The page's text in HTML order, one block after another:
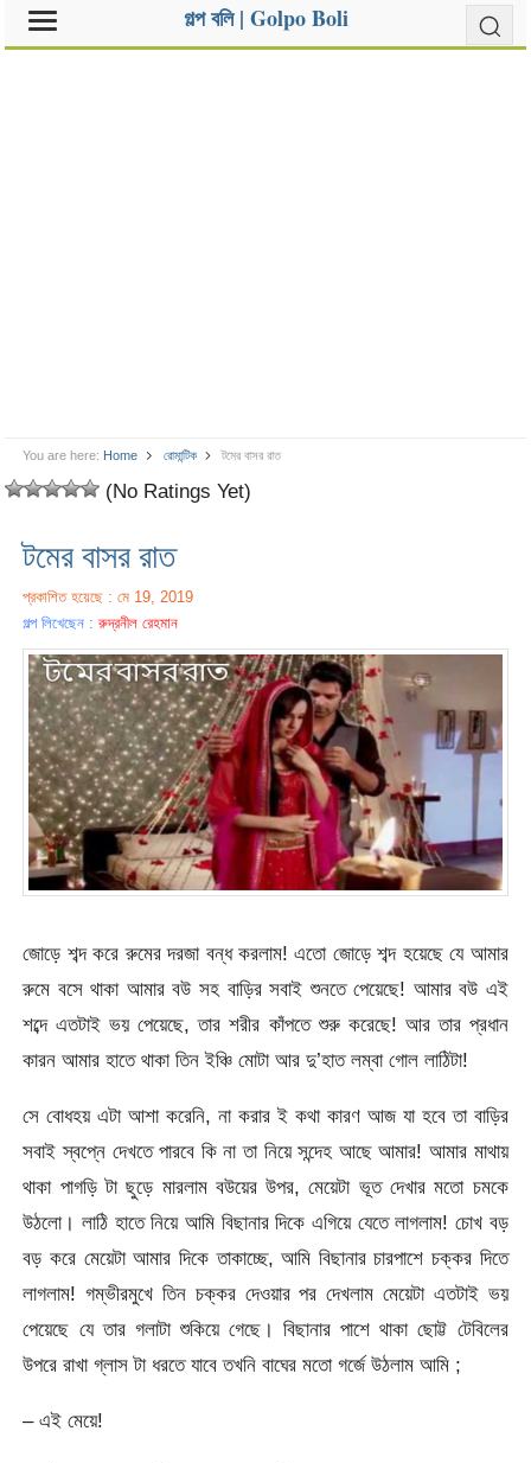
গল্প বলি | Golpo Boli
You are here: Home রোমান্টিক টমের বাসর রাত
(No Ratings Yet)
টমের বাসর রাত
প্রকাশিত হয়েছে : মে 19, 2019
গল্প লিখেছেন :রুদ্রনীল রেহমান
জোড়ে শব্দ করে রুমের দরজা বন্ধ করলাম! এতো জোড়ে শব্দ হয়েছে যে আমার
রুমে বসে থাকা আমার বউ সহ বাড়ির সবাই শুনতে পেয়েছে! আমার বউ এই
শব্দে এতটাই ভয় পেয়েছে, তার শরীর কাঁপতে শুরু করেছে! আর তার প্রধান
কারন আমার হাতে থাকা তিন ইঞ্চি মোটা আর দু’হাত লম্বা গোল লাঠিটা!
সে বোধহয় এটা আশা করেনি, না করার ই কথা কারণ আজ যা হবে তা বাড়ির
সবাই স্বপ্নে দেখতে পারবে কি না তা নিয়ে সন্দেহ আছে আমার! আমার মাথায়
থাকা পাগড়ি টা ছুড়ে মারলাম বউয়ের উপর, মেয়েটা ভূত দেখার মতো চমকে
উঠলো। লাঠি হাতে নিয়ে আমি বিছানার দিকে এগিয়ে যেতে লাগলাম! চোখ বড়
বড় করে মেয়েটা আমার দিকে তাকাচ্ছে, আমি বিছানার চারপাশে চক্কর দিতে
লাগলাম! গম্ভীরমুখে তিন চক্কর দেওয়ার পর দেখলাম মেয়েটা এতটাই ভয়
পেয়েছে যে তার গলাটা শুকিয়ে গেছে। বিছানার পাশে থাকা ছোট্ট টেবিলের
উপরে রাখা গ্লাস টা ধরতে যাবে তখনি বাঘের মতো গর্জে উঠলাম আমি ;
– এই মেয়ে!